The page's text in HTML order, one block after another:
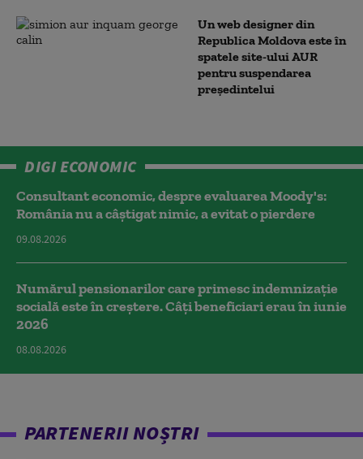
Un web designer din
Republica Moldova este în
spatele site-ului AUR
pentru suspendarea
președintelui
DIGI ECONOMIC
Consultant economic, despre evaluarea Moody's:
România nu a câştigat nimic, a evitat o pierdere
09.08.2026
Numărul pensionarilor care primesc indemnizaţie
socială este în creștere. Câți beneficiari erau în iunie
2026
08.08.2026
PARTENERII NOȘTRI